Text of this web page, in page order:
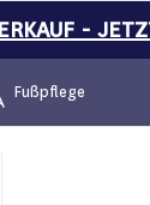
-
Fußpflege